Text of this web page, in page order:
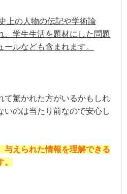
上の人物の伝記や学術論
、学生生活を題材にした問題
ルなども含まれます。
て驚かれた方がいるかもしれ
いのは当たり前なので安心し
与えられた情報を理解できる